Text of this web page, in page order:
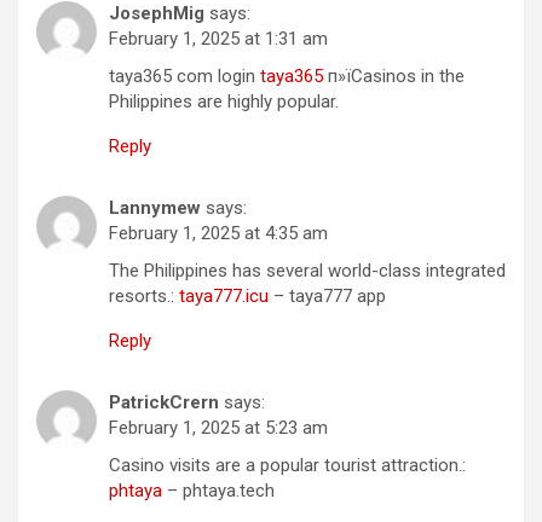
JosephMig says:
February 1, 2025 at 1:31 am
taya365 com login taya365 п»їCasinos in the
Philippines are highly popular.
Reply
Lannymew says:
February 1, 2025 at 4:35 am
The Philippines has several world-class integrated
resorts.: taya777.icu – taya777 app
Reply
PatrickCrern says:
February 1, 2025 at 5:23 am
Casino visits are a popular tourist attraction.:
phtaya – phtaya.tech